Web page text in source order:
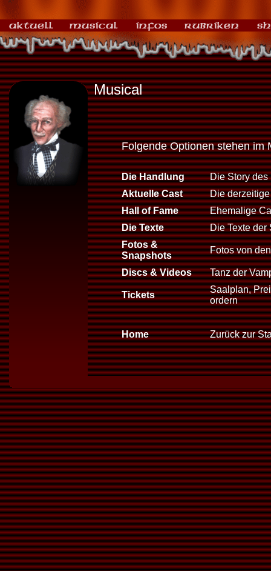
Musical
Folgende Optionen stehen im
Die Handlung
Die Story des
Aktuelle Cast
Die
Hall of Fame
Ehemalige
Die Texte
Die Texte der
Fotos &
Snapshots
Fotos von
Discs & Videos Tanz der
Tickets
Saalplan,
ordern
Home Zurück zur